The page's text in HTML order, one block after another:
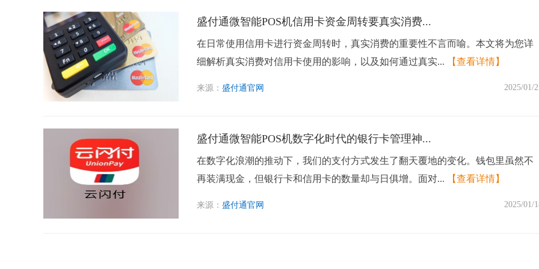
盛付通微智能POS机信用卡资金周转要真实消费...
在日常使用信用卡进行资金周转时，真实消费的重要性不言而喻。本文将为您详
细解析真实消费对信用卡使用的影响，以及如何通过真实...
【查看详情】
来源：盛付通官网 2025/01/
盛付通微智能POS机数字化时代的银行卡管理神...
在数字化浪潮的推动下，我们的支付方式发生了翻天覆地的变化。钱包里虽然不
再装满现金，但银行卡和信用卡的数量却与日俱增。面对...
【查看详情】
来源：盛付通官网 2025/01/